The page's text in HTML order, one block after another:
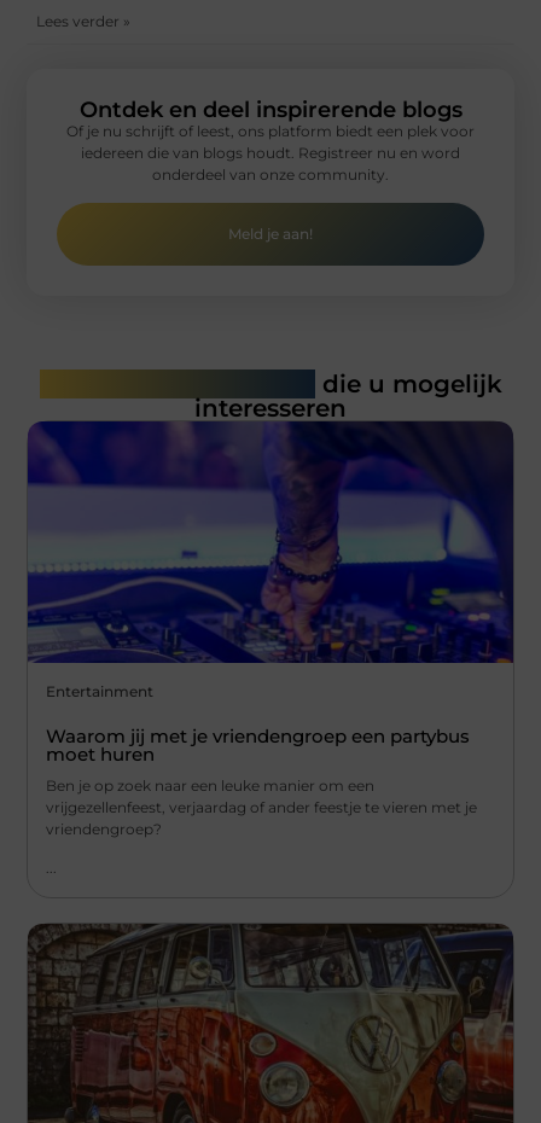
Lees verder »
Ontdek en deel inspirerende blogs
Of je nu schrijft of leest, ons platform biedt een plek voor
iedereen die van blogs houdt. Registreer nu en word
onderdeel van onze community.
Meld je aan!
die u mogelijk
interesseren
Entertainment
Waarom jij met je vriendengroep een partybus
moet huren
Ben je op zoek naar een leuke manier om een
vrijgezellenfeest, verjaardag of ander feestje te vieren met je
vriendengroep?
...